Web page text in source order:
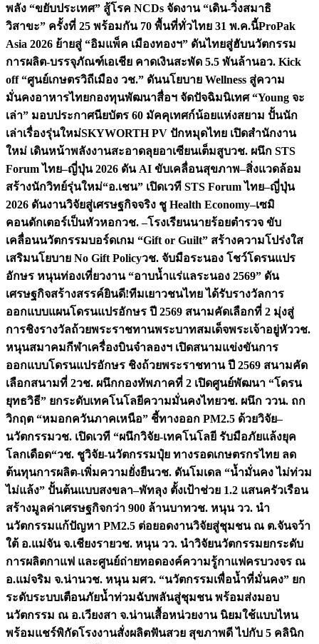
พลัง “ขยับประเทศ” สู้โรค NCDs จัดงาน “เดิน-วิ่งสมาธิ
วิสาขะ” ครั้งที่ 25 พร้อมกัน 70 พื้นที่ทั่วไทย 31 พ.ค.นี้ProPak
Asia 2026 ย้ายสู่ “อิมแพ็ค เมืองทองฯ” ดันไทยสู่ฮับนวัตกรรม
การผลิต-บรรจุภัณฑ์เอเชีย คาดเงินสะพัด 5.5 พันล้านอว. Kick
off “ศูนย์เกษตรวิถีเมือง วช.” ดันนโยบาย Wellness สู่ความ
มั่นคงอาหารไทยกองทุนพัฒนาสื่อฯ จัดปัจฉิมนิเทศ “Young จะ
เล่า” มอบประกาศนียบัตร 60 มัคคุเทศก์น้อยแห่งสยาม ปั้นนัก
เล่าเรื่องรุ่นใหม่SKYWORTH PV ปักหมุดไทย เปิดสำนักงาน
ใหม่ เดินหน้าพลังงานสะอาดลุยอาเซียนเต็มสูบวช. ผนึก STS
Forum ไทย–ญี่ปุ่น 2026 ดัน AI ขับเคลื่อนสุขภาพ–สิ่งแวดล้อม
สร้างนักวิทย์รุ่นใหม่“อ.เชน” เปิดเวที STS Forum ไทย–ญี่ปุ่น
2026 ดันงานวิจัยสู่เศรษฐกิจจริง ชู Health Economy–เซมิ
คอนดักเตอร์เป็นหัวหอกวช. –โรงเรียนนายร้อยตำรวจ ขับ
เคลื่อนนวัตกรรมบอร์ดเกม “Gift or Guilt” สร้างความโปร่งใส
เสริมนโยบาย No Gift Policyวช. จับมือระนอง โชว์โดรนแปร
อักษร หนุนท่องเที่ยวงาน “อาบน้ำแร่แลระนอง 2569” ดัน
เศรษฐกิจสร้างสรรค์ยินดี!ทีมเยาวชนไทย ได้รับรางวัลการ
ออกแบบแผนโดรนแปรอักษร ปี 2569 สนามคัดเลือกที่ 2 มุ่งสู่
การชิงรางวัลถ้วยพระราชทานพระบาทสมเด็จพระเจ้าอยู่หัววช.
หนุนสมาคมกีฬาเครื่องบินจำลองฯ เปิดสนามแข่งขันการ
ออกแบบโดรนแปรอักษร ชิงถ้วยพระราชทาน ปี 2569 สนามคัด
เลือกสนามที่ 2วช. ผนึกกองทัพภาคที่ 2 เปิดศูนย์พัฒนา “โดรน
ยุทธวิธี” ยกระดับเทคโนโลยีความมั่นคงไทยวช. ผนึก ววน. ถก
วิกฤต “หมอกควันภาคเหนือ” ชี้ทางออก PM2.5 ด้วยวิจัย–
นวัตกรรมวช. เปิดเวที “ผนึกวิจัย-เทคโนโลยี รับมือภัยแล้งยุค
โลกเดือด“วช. ชูวิจัย-นวัตกรรมปุ๋ย ทางรอดเกษตรกรไทย ลด
ต้นทุนการผลิต-เพิ่มความยั่งยืนวช. ดันโมเดล “น้ำมั่นคง ไม่ท่วม
ไม่แล้ง” ปั้นต้นแบบสงขลา–พัทลุง ตั้งเป้าช่วย 1.2 แสนครัวเรือน
สร้างมูลค่าเศรษฐกิจกว่า 900 ล้านบาทวช. หนุน วว. นำ
นวัตกรรมแก้ปัญหา PM2.5 ต่อยอดงานวิจัยสู่ชุมชน ณ ต.จันจว้า
ใต้ อ.แม่จัน จ.เชียงรายวช. หนุน วว. นำวิจัยนวัตกรรมยกระดับ
การผลิตกาแฟ และศูนย์ถ่ายทอดองค์ความรู้กาแฟครบวงจร ณ
อ.แม่จริม จ.น่านวช. หนุน มศว. “นวัตกรรมเพื่อน้ำที่มั่นคง” ยก
ระดับระบบเตือนภัยน้ำท่วมฉับพลันสู่ชุมชน พร้อมส่งมอบ
นวัตกรรม ณ อ.เวียงสา จ.น่านเสื้อหน่วยงาน นิยมใช้แบบไหน
พร้อมแชร์พิกัดโรงงานสั่งผลิตฟันสวย สุขภาพดี ไปกับ 5 คลินิก